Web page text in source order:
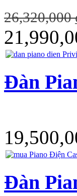
26,320,000
Đàn
Đàn